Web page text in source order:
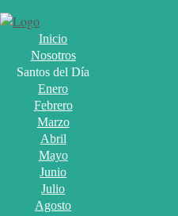
Inicio
Nosotros
Santos del Día
Enero
Febrero
Marzo
Abril
Mayo
Junio
Julio
Agosto